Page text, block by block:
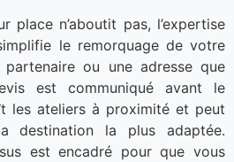
place n’aboutit pas, l’expertise
le remorquage de votre
ou une adresse que
est communiqué avant le
les ateliers à proximité et peut
destination la plus adaptée.
est encadré pour que vous